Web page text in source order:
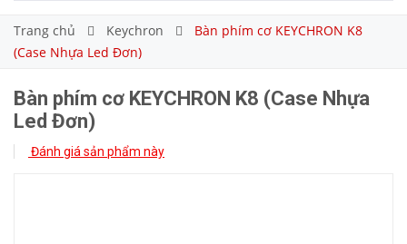
Trang chủ Keychron
Bàn phím cơ KEYCHRON K8
(Case Nhựa Led Đơn)
Bàn phím cơ KEYCHRON K8 (Case Nhựa
Led Đơn)
Đánh giá sản phẩm này